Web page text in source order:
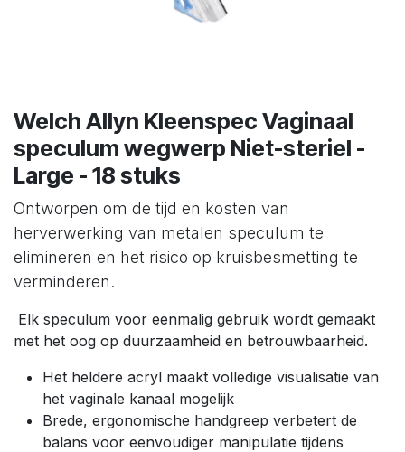
Welch Allyn Kleenspec Vaginaal
speculum wegwerp Niet-steriel -
Large - 18 stuks
Ontworpen om de tijd en kosten van
herverwerking van metalen speculum te
elimineren en het risico op kruisbesmetting te
verminderen.
Elk speculum voor eenmalig gebruik wordt gemaakt
met het oog op duurzaamheid en betrouwbaarheid.
Het heldere acryl maakt volledige visualisatie van
het vaginale kanaal mogelijk
Brede, ergonomische handgreep verbetert de
balans voor eenvoudiger manipulatie tijdens